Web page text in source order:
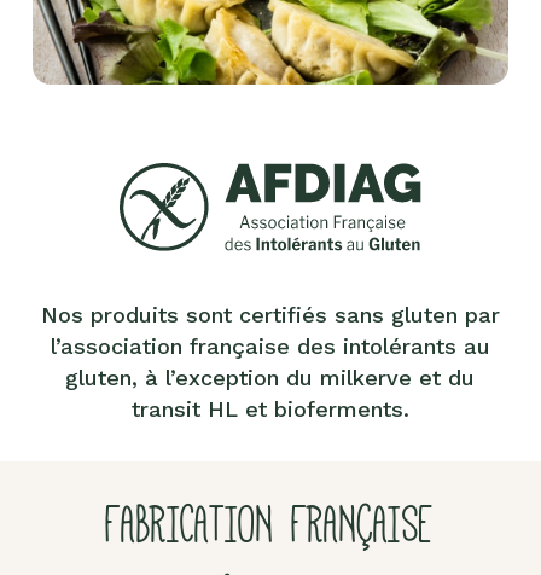
Nos produits sont certifiés sans gluten par
l’association française des intolérants au
gluten, à l’exception du milkerve et du
transit HL et bioferments.
FABRICATION FRANÇAISE